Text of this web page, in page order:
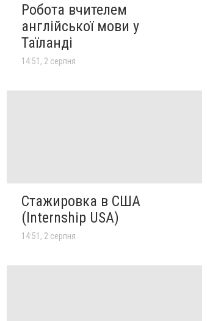
Робота вчителем
англійської мови у
Таїланді
14:51, 2 серпня
Стажировка в США
(Internship USA)
14:51, 2 серпня